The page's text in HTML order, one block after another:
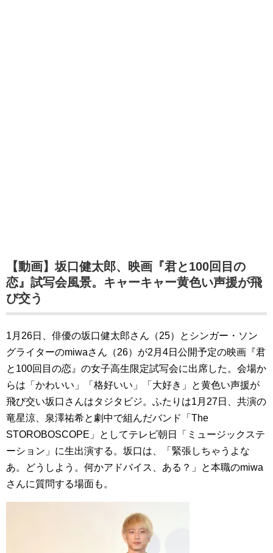
【動画】坂口健太郎、映画『君と100回目の
恋』試写会風景。キャーキャー黄色い声援が飛
び交う
1月26日、俳優の坂口健太郎さん（25）とシンガー・ソン
グライターのmiwaさん（26）が2月4日公開予定の映画『君
と100回目の恋』の女子高生限定試写会に出席した。会場か
らは「かわいい」「格好いい」「大好き」と黄色い声援が
飛び交い坂口さんはタジタビジ。ふたりは1月27日、共演の
竜星涼、泉澤祐希と劇中で組んだバンド「The
STOROBOSCOPE」としてテレビ朝日「ミュージックステ
ーション」に生出演する。坂口は、「緊張しちゃうよな
あ。どうしよう。何かアドバイス、ある？」と本職のmiwa
さんに質問する場面も。